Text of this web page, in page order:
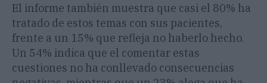
El informe también muestra que casi el 80% ha
tratado de estos temas con sus pacientes,
frente a un 15% que refleja no haberlo hecho.
Un 54% indica que el comentar estas
cuestiones no ha conllevado consecuencias